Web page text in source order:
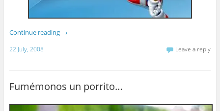
Continue reading →
22 July, 2008 Leave a reply
Fumémonos un porrito…